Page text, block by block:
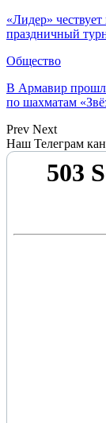
«Лидер»
праздничный
Общество
В Армавир
по шахматам
Prev Next
Наш Телеграм